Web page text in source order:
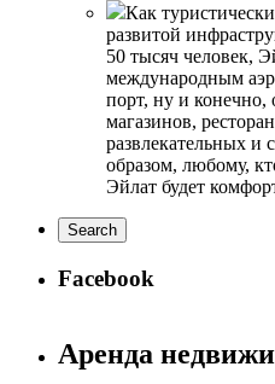
Как
развитой
50 тысяч человек,
международным
порт, ну и конечно,
магазинов,
развлекательных и
образом, любому,
Эйлат будет
Facebook
Аренда